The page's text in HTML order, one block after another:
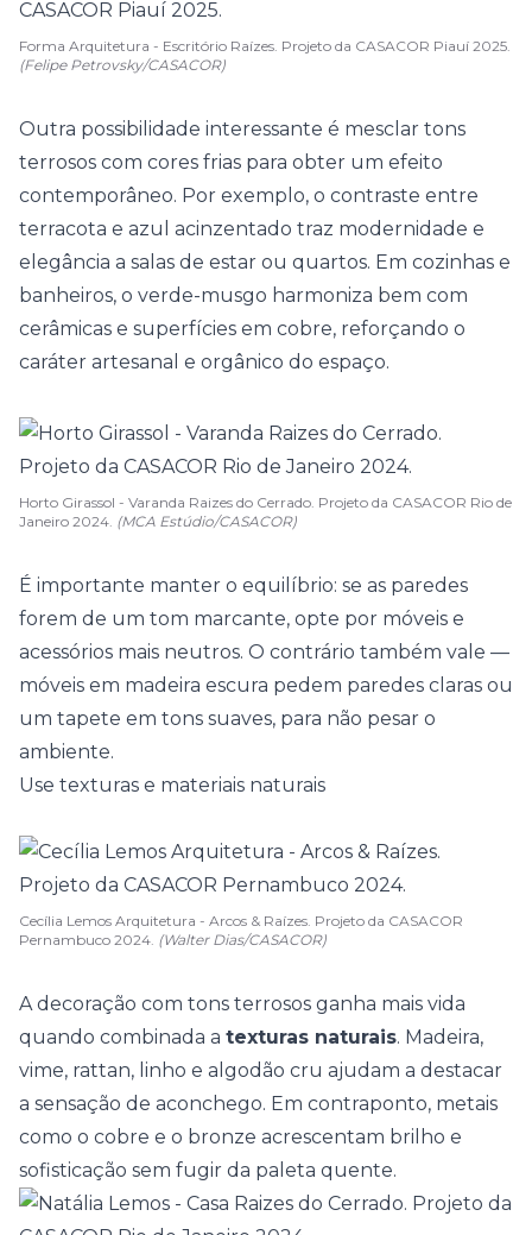
Forma Arquitetura - Escritório Raízes. Projeto da CASACOR Piauí 2025.
(Felipe Petrovsky/CASACOR)
Outra possibilidade interessante é mesclar tons
terrosos com cores frias para obter um efeito
contemporâneo. Por exemplo, o contraste entre
terracota e azul acinzentado traz modernidade e
elegância a salas de estar ou quartos. Em cozinhas e
banheiros, o verde-musgo harmoniza bem com
cerâmicas e superfícies em cobre, reforçando o
caráter artesanal e orgânico do espaço.
Horto Girassol - Varanda Raizes do Cerrado. Projeto da CASACOR Rio de
Janeiro 2024. (MCA Estúdio/CASACOR)
É importante manter o equilíbrio: se as paredes
forem de um tom marcante, opte por móveis e
acessórios mais neutros. O contrário também vale —
móveis em madeira escura pedem paredes claras ou
um tapete em tons suaves, para não pesar o
ambiente.
Use texturas e materiais naturais
Cecília Lemos Arquitetura - Arcos & Raízes. Projeto da CASACOR
Pernambuco 2024. (Walter Dias/CASACOR)
A decoração com tons terrosos ganha mais vida
quando combinada a texturas naturais. Madeira,
vime, rattan, linho e algodão cru ajudam a destacar
a sensação de aconchego. Em contraponto, metais
como o cobre e o bronze acrescentam brilho e
sofisticação sem fugir da paleta quente.